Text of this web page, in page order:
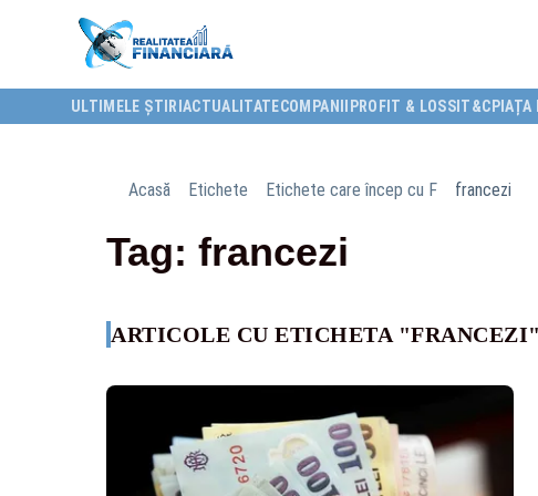
ULTIMELE ȘTIRI ACTUALITATECOMPANII PROFIT & LOSS IT&C PIAȚA
Acasă Etichete Etichete care încep cu F francezi
Tag: francezi
ARTICOLE CU ETICHETA "FRANCEZI"